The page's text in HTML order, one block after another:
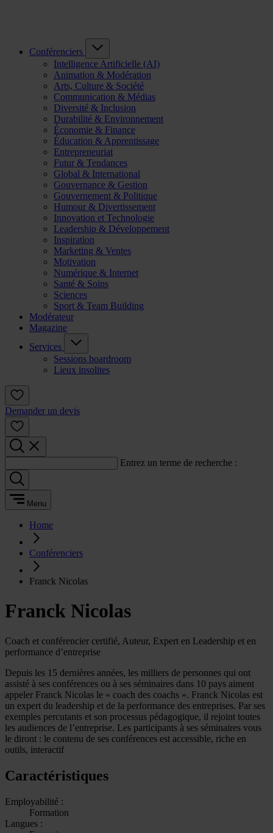
Conférenciers
Intelligence Artificielle (AI)
Animation & Modération
Arts, Culture & Société
Communication & Médias
Diversité & Inclusion
Durabilité & Environnement
Économie & Finance
Éducation & Apprentissage
Entrepreneuriat
Futur & Tendances
Global & International
Gouvernance & Gestion
Gouvernement & Politique
Humour & Divertissement
Innovation et Technologie
Leadership & Développement
Inspiration
Marketing & Ventes
Motivation
Numérique & Internet
Santé & Soins
Sciences
Sport & Team Building
Modérateur
Magazine
Services
Sessions boardroom
Lieux insolites
Demander un devis
Entrez un terme de recherche :
Menu
Home
Conférenciers
Franck Nicolas
Franck Nicolas
Coach et conférencier certifié, Auteur, Expert en Leadership et en
performance d’entreprise
Depuis les 15 dernières années, les milliers de personnes qui ont
assisté à ses conférences ou à ses séminaires dans 10 pays aiment
appeler Franck Nicolas le « coach des coachs ». Franck Nicolas est
un expert du leadership et de la performance des entreprises. Par ses
exemples percutants et son processus pédagogique, il rejoint toutes
les audiences de l’entreprise. Les participants à ses séminaires vous
le diront : le contenu de ses conférences est accessible, riche en
outils, interactif
Caractéristiques
Employabilité :
Formation
Langues :